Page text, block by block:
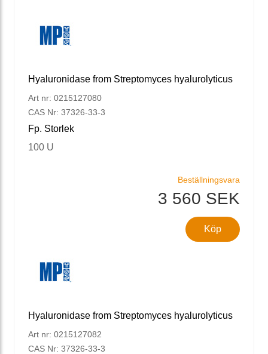
Hyaluronidase from Streptomyces hyalurolyticus
Art nr: 0215127080
CAS Nr: 37326-33-3
Fp. Storlek
100 U
Beställningsvara
3 560 SEK
Köp
Hyaluronidase from Streptomyces hyalurolyticus
Art nr: 0215127082
CAS Nr: 37326-33-3